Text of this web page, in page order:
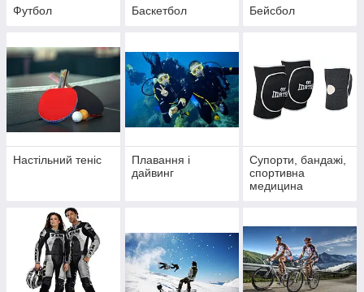
Футбол Баскетбол Бейсбол
Настільний теніс
Плавання і
дайвинг
Супорти, бандажі,
спортивна
медицина